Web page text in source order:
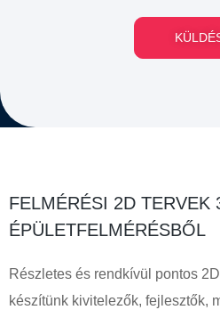
FELMÉRÉSI 2D TERVEK
ÉPÜLETFELMÉRÉSBŐL
Részletes és rendkívül pontos
készítünk kivitelezők, fejlesztők,